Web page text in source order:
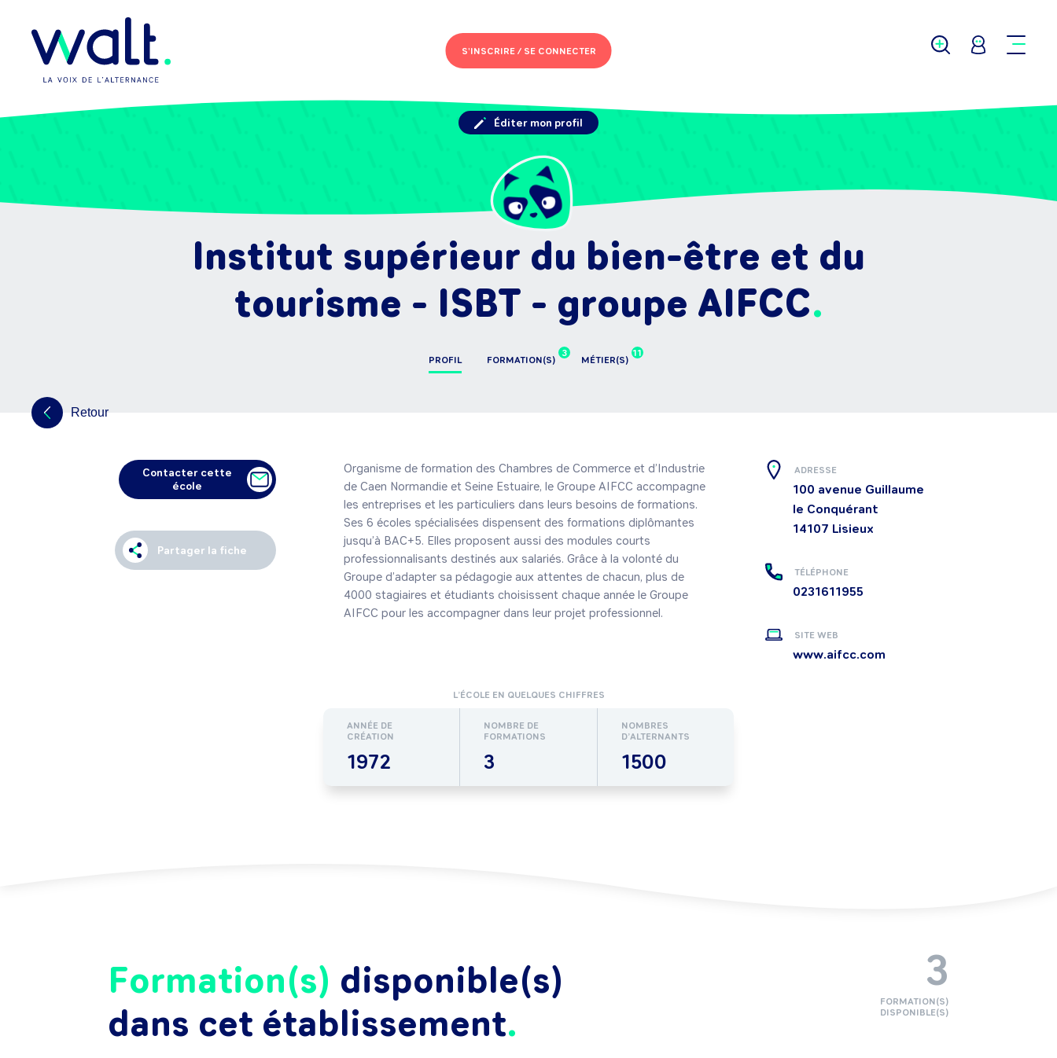
S'INSCRIRE /SE CONNECTER
Institut supérieur du bien-être et du
tourisme - ISBT - groupe AIFCC
PROFIL
3
FORMATION(S)
11
MÉTIER(S)
Éditer mon profil
Retour
Contacter cette
école
Partager la fiche
Organisme de formation des Chambres de Commerce et d’Industrie
de Caen Normandie et Seine Estuaire, le Groupe AIFCC accompagne
les entreprises et les particuliers dans leurs besoins de formations.
Ses 6 écoles spécialisées dispensent des formations diplômantes
jusqu’à BAC+5. Elles proposent aussi des modules courts
professionnalisants destinés aux salariés. Grâce à la volonté du
Groupe d’adapter sa pédagogie aux attentes de chacun, plus de
4000 stagiaires et étudiants choisissent chaque année le Groupe
AIFCC pour les accompagner dans leur projet professionnel.
L’ÉCOLE EN QUELQUES CHIFFRES
ANNÉE DE
CRÉATION
1972
NOMBRE DE
FORMATIONS
3
NOMBRES
D’ALTERNANTS
1500
ADRESSE
100 avenue Guillaume
le Conquérant
14107 Lisieux
TÉLÉPHONE
0231611955
SITE WEB
www.aifcc.com
Formation(s) disponible(s)
dans cet établissement
3
FORMATION(S)
DISPONIBLE(S)